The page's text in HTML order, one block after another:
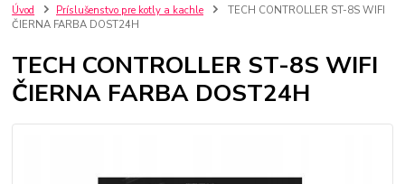
Úvod Príslušenstvo pre kotly a kachle
TECH CONTROLLER ST-8S WIFI
ČIERNA FARBA DOST24H
TECH CONTROLLER ST-8S WIFI
ČIERNA FARBA DOST24H